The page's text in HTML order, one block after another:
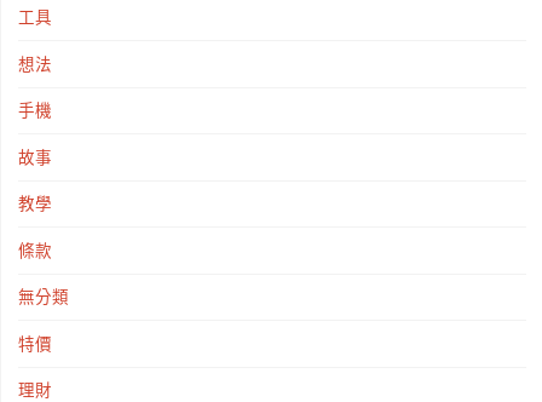
工具
想法
手機
故事
教學
條款
無分類
特價
理財